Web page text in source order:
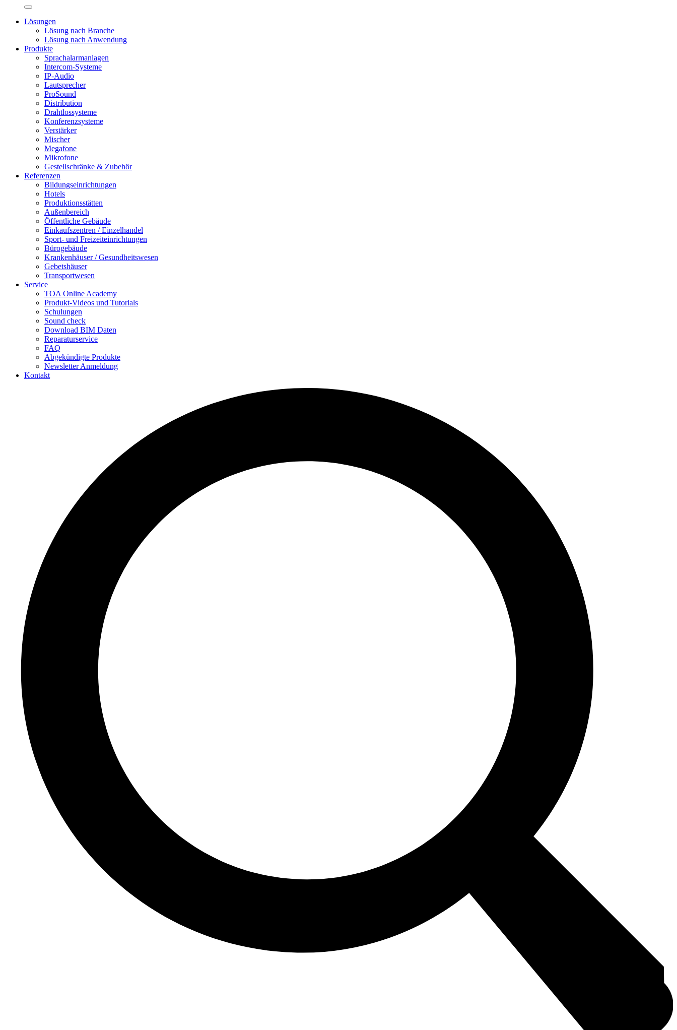
Lösungen
Lösung nach Branche
Lösung nach Anwendung
Produkte
Sprachalarmanlagen
Intercom-Systeme
IP-Audio
Lautsprecher
ProSound
Distribution
Drahtlossysteme
Konferenzsysteme
Verstärker
Mischer
Megafone
Mikrofone
Gestellschränke & Zubehör
Referenzen
Bildungseinrichtungen
Hotels
Produktionsstätten
Außenbereich
Öffentliche Gebäude
Einkaufszentren / Einzelhandel
Sport- und Freizeiteinrichtungen
Bürogebäude
Krankenhäuser / Gesundheitswesen
Gebetshäuser
Transportwesen
Service
TOA Online Academy
Produkt-Videos und Tutorials
Schulungen
Sound check
Download BIM Daten
Reparaturservice
FAQ
Abgekündigte Produkte
Newsletter Anmeldung
Kontakt